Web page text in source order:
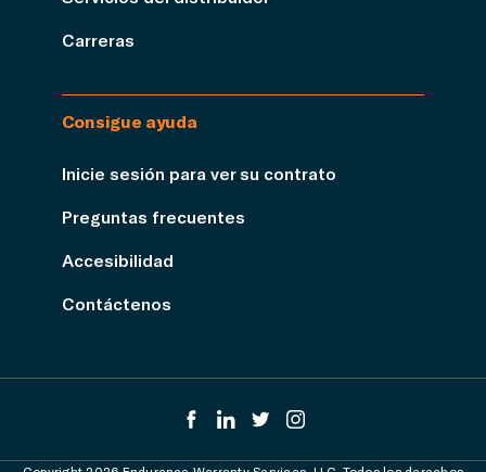
Carreras
Consigue ayuda
Inicie sesión para ver su contrato
Preguntas frecuentes
Accesibilidad
Contáctenos